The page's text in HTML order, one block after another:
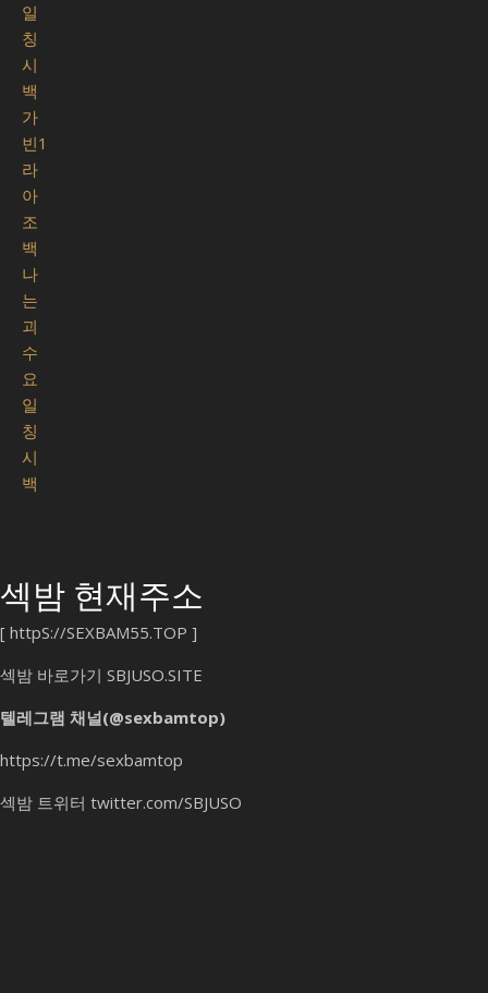
일
칭
시
백
가
빈1
라
아
조
백
나
는
괴
수
요
일
칭
시
백
섹밤 현재주소
[ httpS://SEXBAM55.TOP ]
섹밤 바로가기 SBJUSO.SITE
텔레그램 채널(@sexbamtop)
https://t.me/sexbamtop
섹밤 트위터 twitter.com/SBJUSO
오
늘
조
수:613